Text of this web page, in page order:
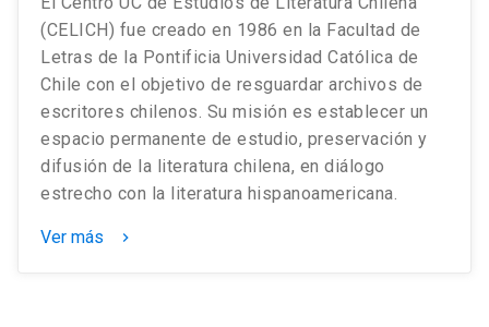
(CELICH) fue creado en 1986 en la Facultad de
Letras de la Pontificia Universidad Católica de
Chile con el objetivo de resguardar archivos de
escritores chilenos. Su misión es establecer un
espacio permanente de estudio, preservación y
difusión de la literatura chilena, en diálogo
estrecho con la literatura hispanoamericana.
Ver más keyboard_arrow_right